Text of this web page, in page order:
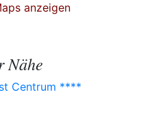
anzeigen
Nähe
Centrum ****